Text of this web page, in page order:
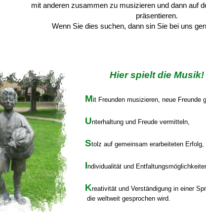
mit anderen zusammen zu musizieren und dann auf
präsentieren.
Wenn Sie dies suchen, dann sin Sie bei uns
Hier spielt die Musik!
Mit Freunden musizieren, neue Freunde
Unterhaltung und Freude vermitteln,
Stolz auf gemeinsam erarbeiteten Erfolg,
Individualität und
Kreativität und Verständigung in einer
die weltweit gesprochen wird.